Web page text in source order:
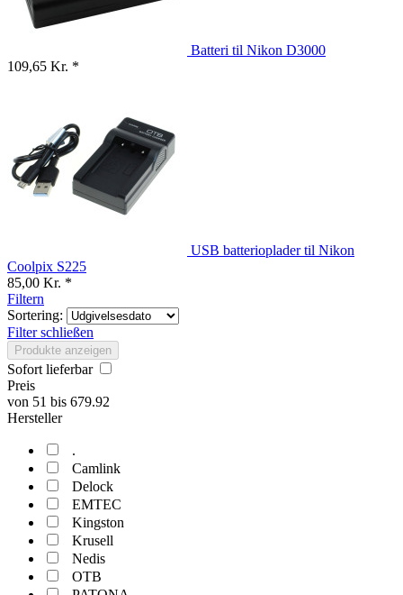
Batteri til Nikon D3000
109,65 Kr. *
USB batterioplader til Nikon
Coolpix S225
85,00 Kr. *
Filtern
Sortering:
Filter schließen
Produkte anzeigen
Sofort lieferbar
Preis
von 51 bis 679.92
Hersteller
.
Camlink
Delock
EMTEC
Kingston
Krusell
Nedis
OTB